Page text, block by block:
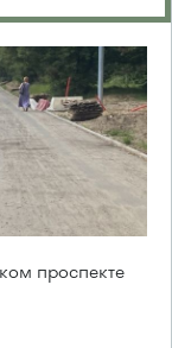
проспекте